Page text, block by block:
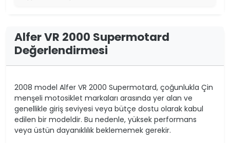
Alfer VR 2000 Supermotard
Değerlendirmesi
2008 model Alfer VR 2000 Supermotard, çoğunlukla Çin
menşeli motosiklet markaları arasında yer alan ve
genellikle giriş seviyesi veya bütçe dostu olarak kabul
edilen bir modeldir. Bu nedenle, yüksek performans
veya üstün dayanıklılık beklememek gerekir.